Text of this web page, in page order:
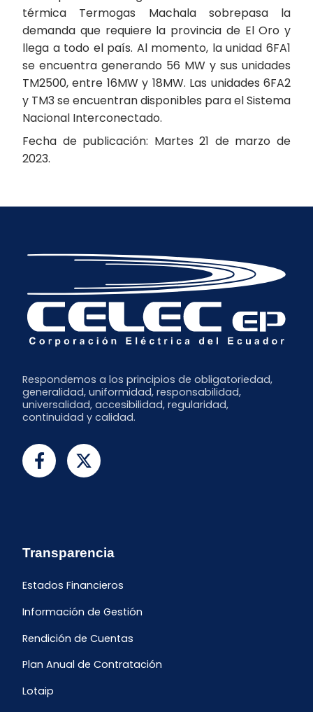
térmica Termogas Machala sobrepasa la
demanda que requiere la provincia de El Oro y
llega a todo el país. Al momento, la unidad 6FA1
se encuentra generando 56 MW y sus unidades
TM2500, entre 16MW y 18MW. Las unidades 6FA2
y TM3 se encuentran disponibles para el Sistema
Nacional Interconectado.
Fecha de publicación: Martes 21 de marzo de
2023.
Respondemos a los principios de obligatoriedad,
generalidad, uniformidad, responsabilidad,
universalidad, accesibilidad, regularidad,
continuidad y calidad.
Transparencia
Estados Financieros
Información de Gestión
Rendición de Cuentas
Plan Anual de Contratación
Lotaip